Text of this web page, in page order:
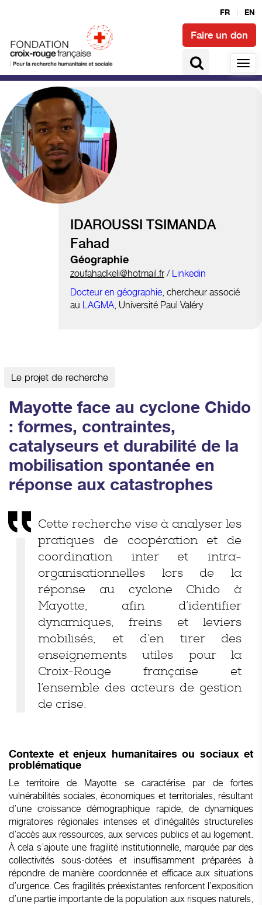
FR EN
Faire un don
Climat et catastrophes
IDAROUSSI TSIMANDA
Fahad
Géographie
zoufahadkeli@hotmail.fr / Linkedin
Docteur en géographie, chercheur associé
au LAGMA, Université Paul Valéry
Le projet de recherche
Mayotte face au cyclone Chido
: formes, contraintes,
catalyseurs et durabilité de la
mobilisation spontanée en
réponse aux catastrophes
Cette recherche vise à analyser les
pratiques de coopération et de
coordination inter et intra-
organisationnelles lors de la
réponse au cyclone Chido à
Mayotte, afin d’identifier
dynamiques, freins et leviers
mobilisés, et d’en tirer des
enseignements utiles pour la
Croix-Rouge française et
l’ensemble des acteurs de gestion
de crise.
Contexte et enjeux humanitaires ou sociaux et
problématique
Le territoire de Mayotte se caractérise par de fortes
vulnérabilités sociales, économiques et territoriales, résultant
d’une croissance démographique rapide, de dynamiques
migratoires régionales intenses et d’inégalités structurelles
d’accès aux ressources, aux services publics et au logement.
À cela s’ajoute une fragilité institutionnelle, marquée par des
collectivités sous-dotées et insuffisamment préparées à
répondre de manière coordonnée et efficace aux situations
d’urgence. Ces fragilités préexistantes renforcent l’exposition
d’une partie importante de la population aux risques naturels,